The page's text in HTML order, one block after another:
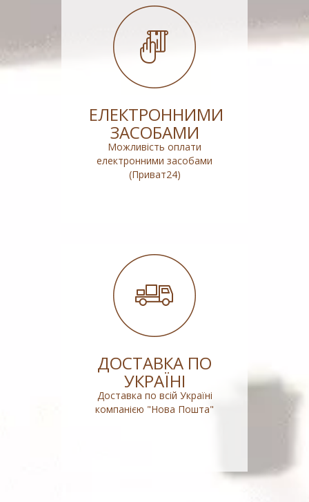
ЕЛЕКТРОННИМИ
ЗАСОБАМИ
Можливість оплати
електронними засобами
(Приват24)
ДОСТАВКА ПО
УКРАЇНІ
Доставка по всій Україні
компанією "Нова Пошта"